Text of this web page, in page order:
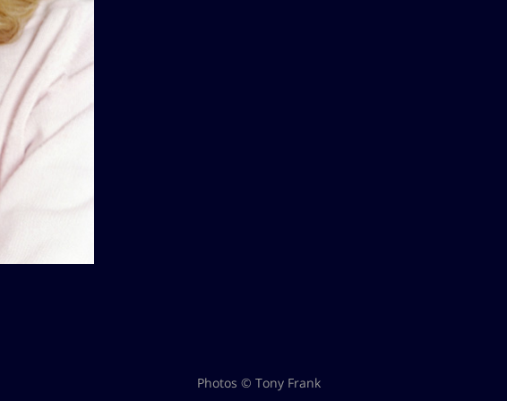
Photos © Tony Frank